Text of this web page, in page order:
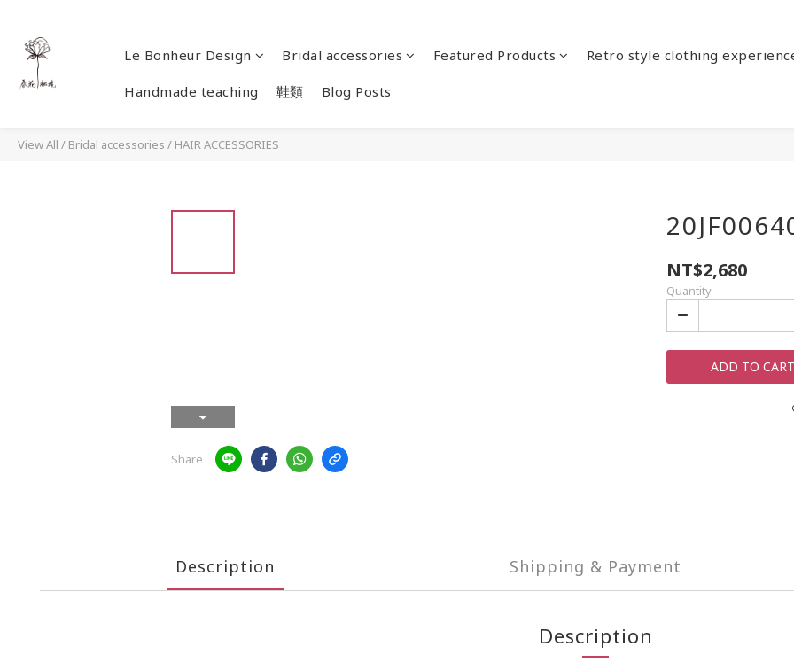
Le Bonheur Design Bridal accessories Featured Products Retro style clothing
Handmade teaching 鞋類 Blog Posts
View All / Bridal accessories / HAIR ACCESSORIES
Share
NT$2,680
Quantity
ADD TO CART
Description Shipping & Payment
Description